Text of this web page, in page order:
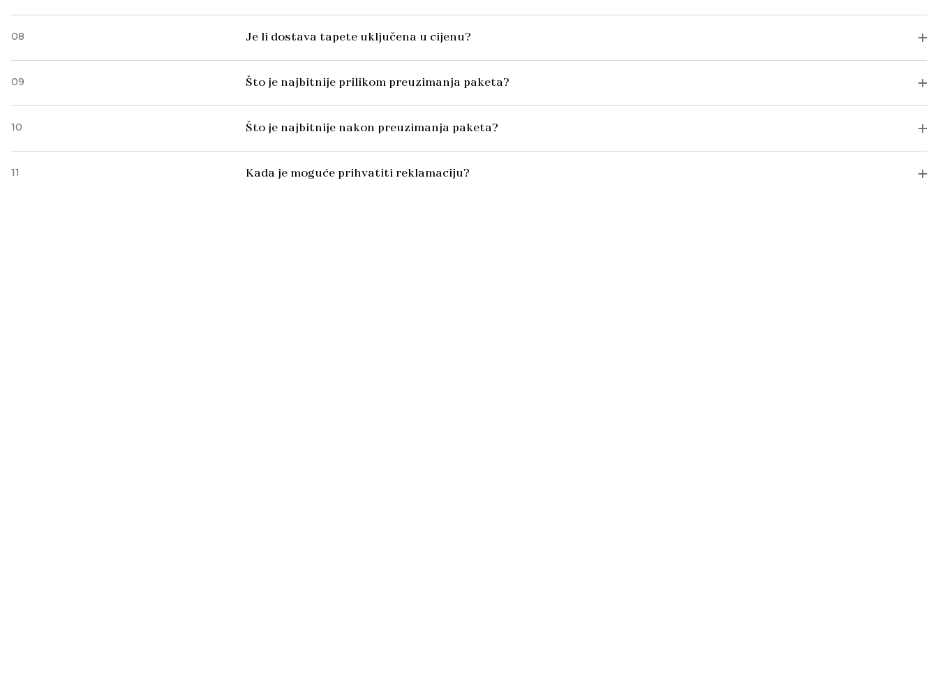
08 Je li dostava tapete uključena u cijenu?
09 Što je najbitnije prilikom preuzimanja paketa?
10 Što je najbitnije nakon preuzimanja paketa?
11 Kada je moguće prihvatiti reklamaciju?